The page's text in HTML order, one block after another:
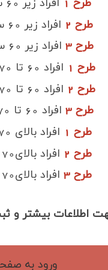
طرح 1 افراد زیر 60 سال به ازای هر نفر
طرح 2
افراد زیر 60 سال
3
افراد زیر 60 سال
1
افراد 60 تا 70 سال به ازای هر نفر
2
افراد 60 تا 70 سال
3
افراد 60 تا 70 سال
طرح 1
افراد بالای 70 سال به ازای هر نفر
2
افراد بالای70 سال
3
افراد بالای70 سال
اطلاعات بیشتر و
ورود به